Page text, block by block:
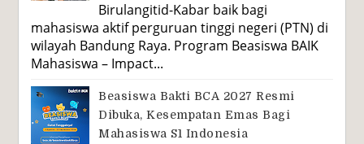
Birulangitid-Kabar baik bagi
mahasiswa aktif perguruan tinggi negeri (PTN) di
wilayah Bandung Raya. Program Beasiswa BAIK
Mahasiswa – Impact...
Beasiswa Bakti BCA 2027 Resmi
Dibuka, Kesempatan Emas Bagi
Mahasiswa S1 Indonesia